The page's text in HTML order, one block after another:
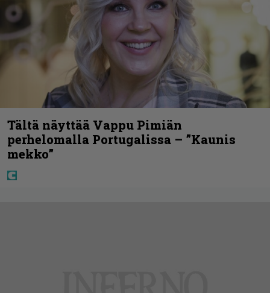
Tältä näyttää Vappu Pimiän
perhelomalla Portugalissa – ”Kaunis
mekko”